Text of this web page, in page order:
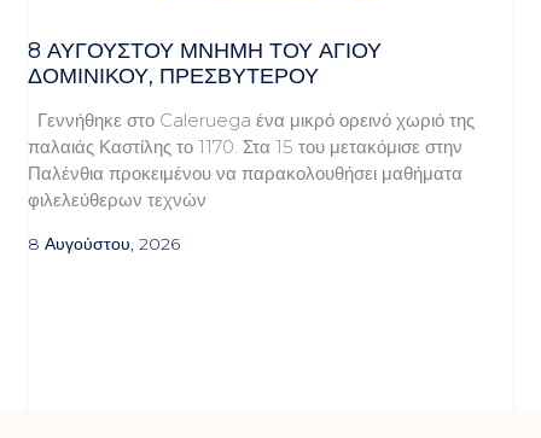
8 ΑΥΓΟΥΣΤΟΥ ΜΝΗΜΗ ΤΟΥ ΑΓΙΟΥ
ΔΟΜΙΝΙΚΟΥ, ΠΡΕΣΒΥΤΕΡΟΥ
Γεννήθηκε στο Caleruega ένα μικρό ορεινό χωριό της
παλαιάς Καστίλης το 1170. Στα 15 του μετακόμισε στην
Παλένθια προκειμένου να παρακολουθήσει μαθήματα
φιλελεύθερων τεχνών
8 Αυγούστου, 2026